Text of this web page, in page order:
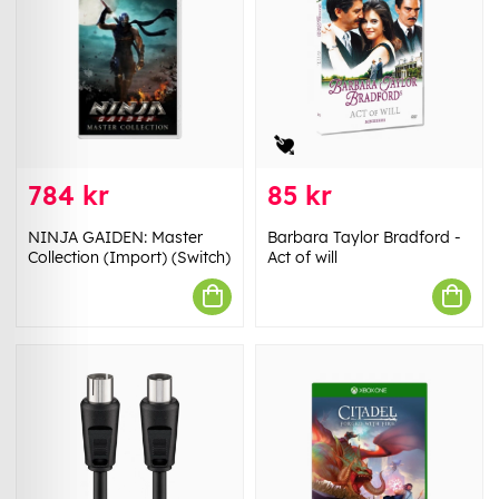
784 kr
NINJA GAIDEN: Master
Collection (Import) (Switch)
85 kr
Barbara Taylor Bradford -
Act of will